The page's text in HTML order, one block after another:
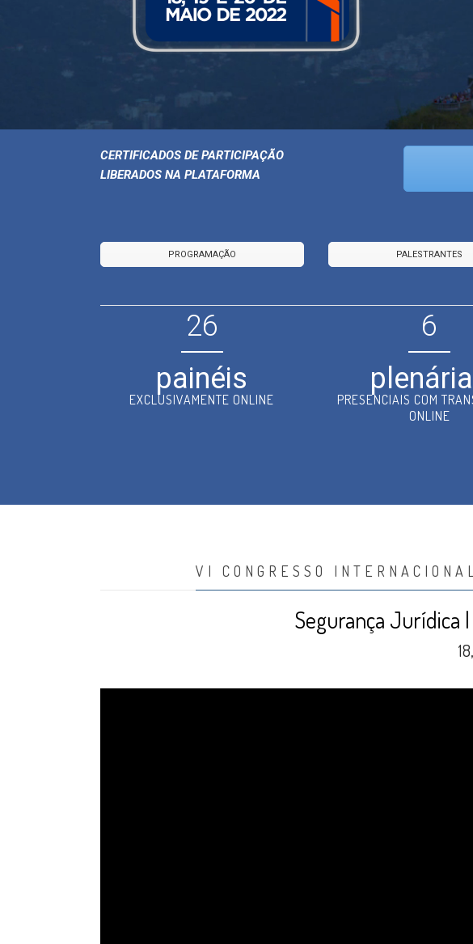
CERTIFICADOS DE PARTICIPAÇÃO
LIBERADOS NA PLATAFORMA
PROGRAMAÇÃO PALESTRANTES
26
painéis
EXCLUSIVAMENTE ONLINE
6
PRESENCIAIS COM
ONLINE
VI CONGRESSO
Segurança Jurídica